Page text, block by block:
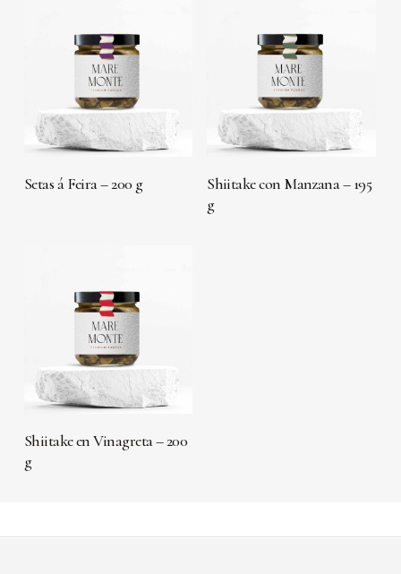
Setas á Feira – 200 g
Shiitake con Manzana – 195
g
Shiitake en Vinagreta – 200
g